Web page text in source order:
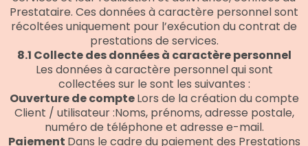
Prestataire. Ces données à caractère personnel sont
récoltées uniquement pour l’exécution du contrat de
prestations de services.
8.1 Collecte des données à caractère personnel
Les données à caractère personnel qui sont
collectées sur le sont les suivantes :
Ouverture de compteLors de la création du compte
Client / utilisateur :Noms, prénoms, adresse postale,
numéro de téléphone et adresse e-mail.
Paiement Dans le cadre du paiement des Prestations